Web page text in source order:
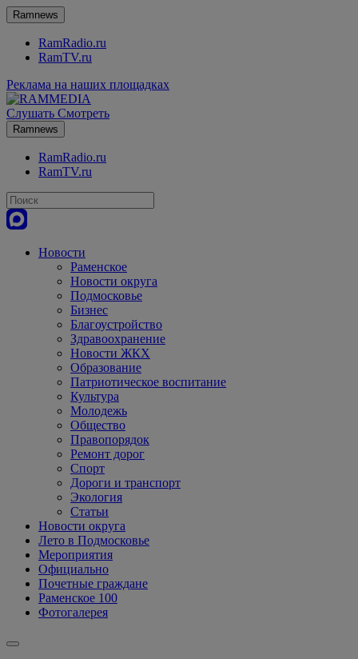
Ramnews
RamRadio.ru
RamTV.ru
Реклама на наших площадках
Слушать Смотреть
Ramnews
RamRadio.ru
RamTV.ru
Новости
Раменское
Новости округа
Подмосковье
Бизнес
Благоустройство
Здравоохранение
Новости ЖКХ
Образование
Патриотическое воспитание
Культура
Молодежь
Общество
Правопорядок
Ремонт дорог
Спорт
Дороги и транспорт
Экология
Статьи
Новости округа
Лето в Подмосковье
Мероприятия
Официально
Почетные граждане
Раменское 100
Фотогалерея